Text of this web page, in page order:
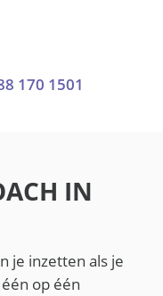
170 1501
IN
je inzetten als je
op één